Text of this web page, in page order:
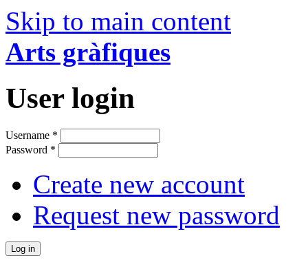
Skip to main content
Arts gràfiques
User login
Username *
Password *
Create new account
Request new password